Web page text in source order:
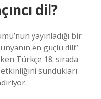
dil?
yayınladığı bir
en güçlü dili”.
Türkçe 18. sırada
sundukları